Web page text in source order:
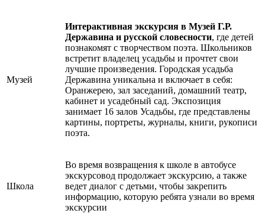
Музей
Интерактивная экскурсия в Музей Г.Р.
Державина и русской словесности, где детей
познакомят с творчеством поэта. Школьников
встретит владелец усадьбы и прочтет свои
лучшие произведения. Городская усадьба
Державина уникальна и включает в себя:
Оранжерею, зал заседаний, домашний театр,
кабинет и усадебный сад. Экспозиция
занимает 16 залов Усадьбы, где представлены
картины, портреты, журналы, книги, рукописи
поэта.
Школа
Во время возвращения к школе в автобусе
экскурсовод продолжает экскурсию, а также
ведет диалог с детьми, чтобы закрепить
информацию, которую ребята узнали во время
экскурсии